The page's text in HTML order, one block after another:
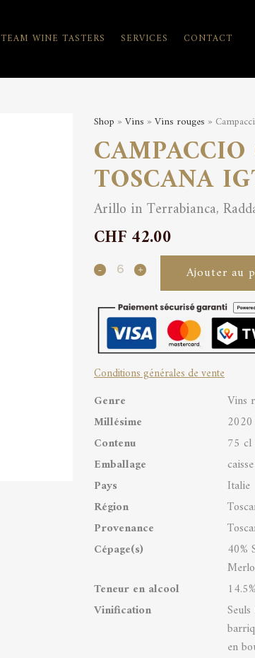
TEAM WINE TASTERS SERVICES CONTACT
Shop » Vins » Vins rouges »
TOSCANA
Arillo in Terrabianca,
CHF42.00
Campaccio
Toscana
IGT
quantity
Ajouter au
Conditions générales de vente
Genre
Vins
Millésime
2020
Contenu
75 cl
Emballage
Pays
Italie
Région
Provenance
Cépage(s)
40%
Teneur en alcool
Vinification
en